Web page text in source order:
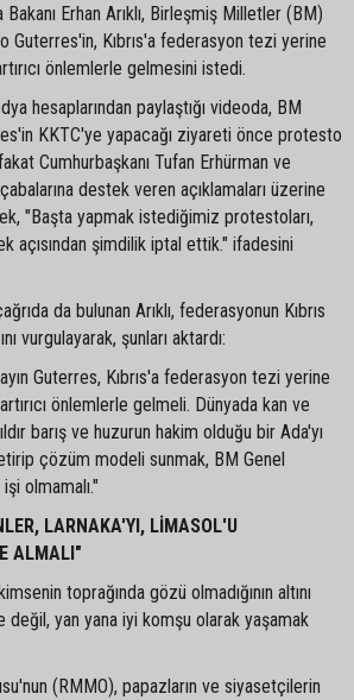
Bakanı Erhan Arıklı, Birleşmiş Milletler (BM)
Guterres'in, Kıbrıs'a federasyon tezi yerine
önlemlerle gelmesini istedi.
hesaplarından paylaştığı videoda, BM
KKTC'ye yapacağı ziyareti önce protesto
Cumhurbaşkanı Tufan Erhürman ve
destek veren açıklamaları üzerine
"Başta yapmak istediğimiz protestoları,
açısından şimdilik iptal ettik." ifadesini
da bulunan Arıklı, federasyonun Kıbrıs
vurgulayarak, şunları aktardı:
Guterres, Kıbrıs'a federasyon tezi yerine
önlemlerle gelmeli. Dünyada kan ve
barış ve huzurun hakim olduğu bir Ada'yı
çözüm modeli sunmak, BM Genel
olmamalı."
LARNAKA'YI, LİMASOL'U
ALMALI"
toprağında gözü olmadığının altını
yan yana iyi komşu olarak yaşamak
(RMMO), papazların ve siyasetçilerin